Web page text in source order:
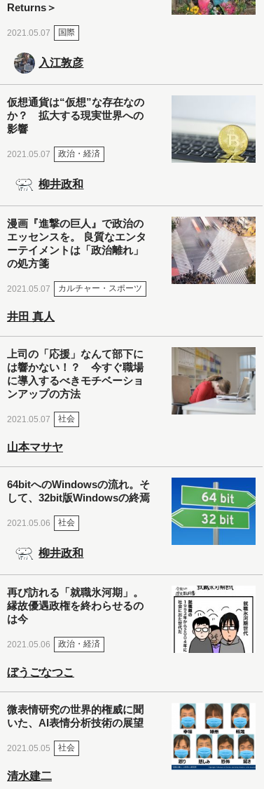
Returns＞
2021.05.07 国際
入江敦彦
仮想通貨は“仮想”な存在なの
か？ 拡大する現実世界への
影響
2021.05.07 政治・経済
柳井政和
漫画『進撃の巨人』で政治の
エッセンスを。 良質なエンタ
ーテイメントは「政治離れ」
の処方箋
2021.05.07 カルチャー・スポーツ
井田 真人
上司の「応援」なんて部下に
は響かない！？ 今すぐ職場
に導入するべきモチベーショ
ンアップの方法
2021.05.07 社会
山本マサヤ
64bitへのWindowsの流れ。そ
して、32bit版Windowsの終焉
2021.05.06 社会
柳井政和
再び訪れる「就職氷河期」。
縁故優遇政権を終わらせるの
は今
2021.05.06 政治・経済
ぼうごなつこ
微表情研究の世界的権威に聞
いた、AI表情分析技術の展望
2021.05.05 社会
清水建二